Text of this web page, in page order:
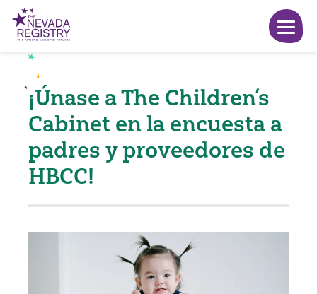
¡Únase a The Children’s
Cabinet en la encuesta a
padres y proveedores de
HBCC!